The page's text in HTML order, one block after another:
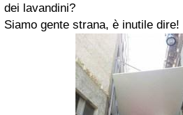
dei lavandini?
Siamo gente strana, è inutile dire!